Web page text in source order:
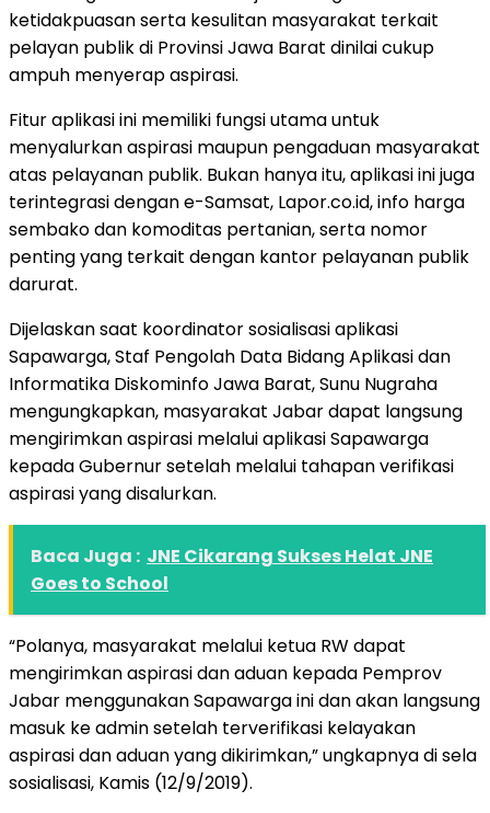
ketidakpuasan serta kesulitan masyarakat terkait
pelayan publik di Provinsi Jawa Barat dinilai cukup
ampuh menyerap aspirasi.
Fitur aplikasi ini memiliki fungsi utama untuk
menyalurkan aspirasi maupun pengaduan masyarakat
atas pelayanan publik. Bukan hanya itu, aplikasi ini juga
terintegrasi dengan e-Samsat, Lapor.co.id, info harga
sembako dan komoditas pertanian, serta nomor
penting yang terkait dengan kantor pelayanan publik
darurat.
Dijelaskan saat koordinator sosialisasi aplikasi
Sapawarga, Staf Pengolah Data Bidang Aplikasi dan
Informatika Diskominfo Jawa Barat, Sunu Nugraha
mengungkapkan, masyarakat Jabar dapat langsung
mengirimkan aspirasi melalui aplikasi Sapawarga
kepada Gubernur setelah melalui tahapan verifikasi
aspirasi yang disalurkan.
Baca Juga : JNE Cikarang Sukses Helat JNE
Goes to School
“Polanya, masyarakat melalui ketua RW dapat
mengirimkan aspirasi dan aduan kepada Pemprov
Jabar menggunakan Sapawarga ini dan akan langsung
masuk ke admin setelah terverifikasi kelayakan
aspirasi dan aduan yang dikirimkan,” ungkapnya di sela
sosialisasi, Kamis (12/9/2019).